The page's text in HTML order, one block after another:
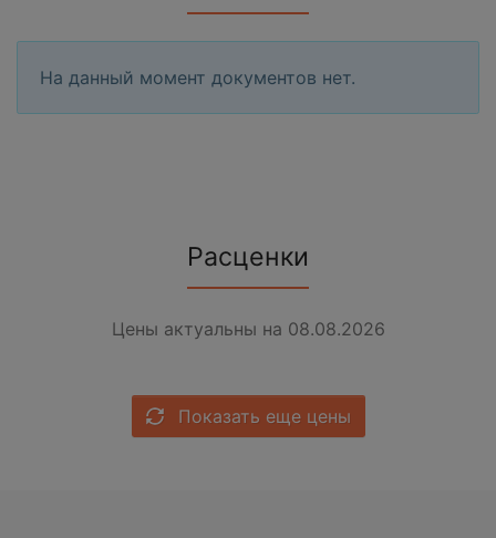
На данный момент документов нет.
Расценки
Цены актуальны на 08.08.2026
Показать еще цены